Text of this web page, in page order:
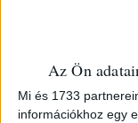
Az Ön
Mi és 1733
információkhoz egy